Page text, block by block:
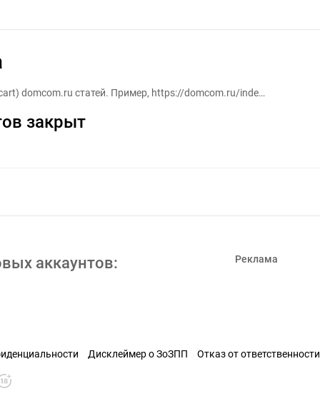
domcom.ru статей. Пример, https://domcom.ru/inde…
закрыт
аккаунтов: Реклама
Дисклеймер о ЗоЗПП Отказ от ответственности